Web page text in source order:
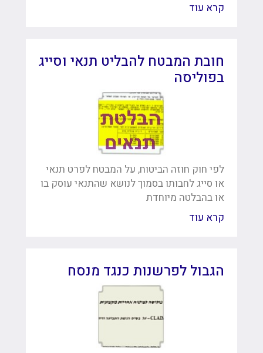
קרא עוד
חובת המבטח להבליט תנאי וסייג
בפוליסה
לפי חוק חוזה הביטוח, על המבטח לפרט תנאי
או סייג לחבותו בסמוך לנושא שהתנאי עוסק בו
או בהבלטה מיוחדת
קרא עוד
הגבול לפרשנות כנגד מנסח